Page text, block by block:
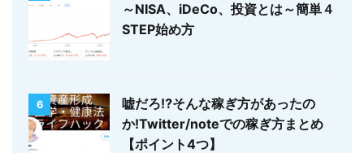
～NISA、iDeCo、投資とは～簡単４
STEP始め方
6
嘘だろ⁉そんな稼ぎ方があったの
か!Twitter/noteでの稼ぎ方まとめ
【ポイント4つ】